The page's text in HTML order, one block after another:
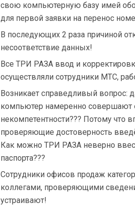
свою компьютерную базу имей
для первой заявки на перенос
В последующих 2 раза причиной
несоответствие данных!
Все ТРИ РАЗА ввод и
осуществляли сотрудники МТС,
Возникает справедливый вопрос:
компьютер намеренно совершают
некомпетентности??? Потому что
проверяющие достоверность
Как можно ТРИ РАЗА неверно
паспорта???
Сотрудники офисов продаж
коллегами, проверяющими
устраивают!